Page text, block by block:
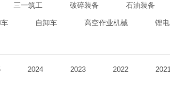
三一筑工 破碎装备 石油装备
自卸车 高空作业机械 锂
2024 2023 2022 2021